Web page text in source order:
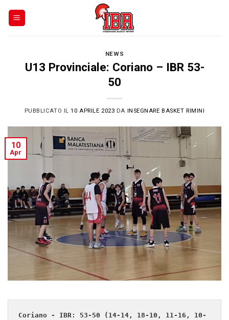
NEWS
U13 Provinciale: Coriano – IBR 53-
50
PUBBLICATO IL10 APRILE 2023 DA INSEGNARE BASKET RIMINI
10
Apr
Coriano - IBR: 53-50 (14-14, 18-10, 11-16, 10-